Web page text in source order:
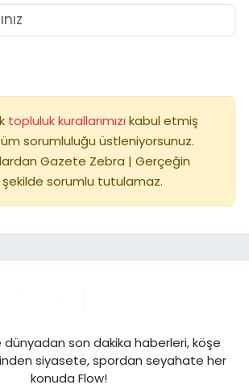
topluluk kurallarımızı kabul etmiş
sorumluluğu üstleniyorsunuz.
Gazete Zebra | Gerçeğin
sorumlu tutulamaz.
dünyadan son dakika haberleri, köşe
siyasete, spordan seyahate her
konuda Flow!